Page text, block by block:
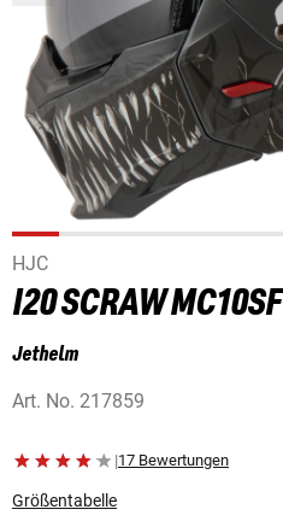
HJC
I20 SCRAW MC10SF
Jethelm
Art. No. 217859
|17 Bewertungen
Größentabelle